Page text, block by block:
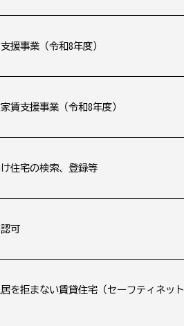
援事業（令和8年度）
賃支援事業（令和8年度）
住宅の検索、登録等
可
を拒まない賃貸住宅（セーフティネット